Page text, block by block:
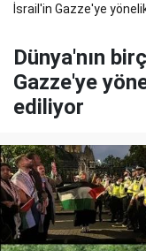
İsrail'in Gazze'ye
Dünya'nın
Gazze'ye
ediliyor